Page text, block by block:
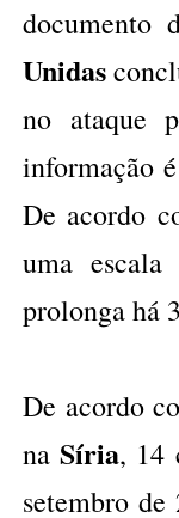
documento
Unidas
no ataque
informação
De acordo
uma
prolonga há
De acordo
naSíria, 14
setembro